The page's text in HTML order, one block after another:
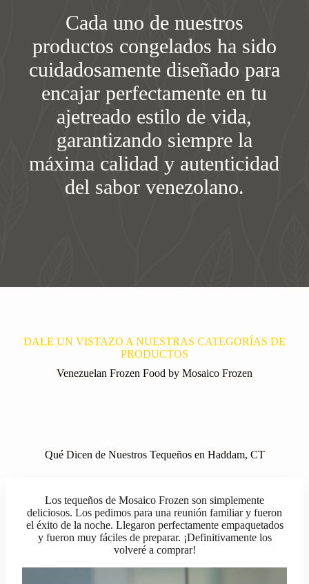
Cada uno de nuestros
productos congelados ha sido
cuidadosamente diseñado para
encajar perfectamente en tu
ajetreado estilo de vida,
garantizando siempre la
máxima calidad y autenticidad
del sabor venezolano.
DALE UN VISTAZO A NUESTRAS CATEGORÍAS DE
PRODUCTOS
Venezuelan Frozen Food by Mosaico Frozen
Qué Dicen de Nuestros Tequeños en Haddam, CT
Los tequeños de Mosaico Frozen son simplemente
deliciosos. Los pedimos para una reunión familiar y fueron
el éxito de la noche. Llegaron perfectamente empaquetados
y fueron muy fáciles de preparar. ¡Definitivamente los
volveré a comprar!